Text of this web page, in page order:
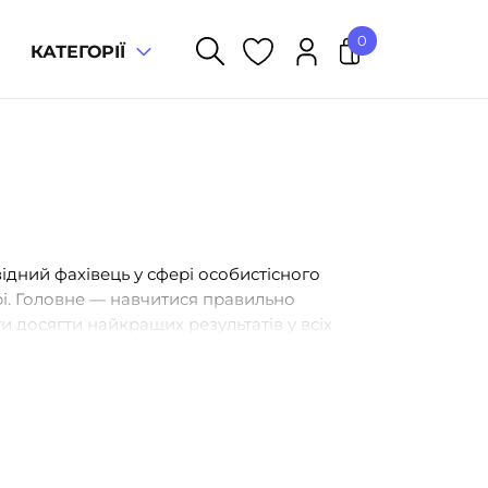
КАТЕГОРІЇ
0
фахівець у сфері особистісного
Головне — навчитися правильно
найкращих результатів у всіх